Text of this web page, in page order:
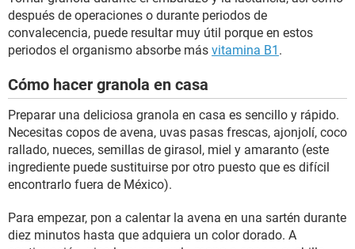
después de operaciones o durante periodos de
convalecencia, puede resultar muy útil porque en estos
periodos el organismo absorbe más vitamina B1 .
Cómo hacer granola en casa
Preparar una deliciosa granola en casa es sencillo y rápido.
Necesitas copos de avena, uvas pasas frescas, ajonjolí, coco
rallado, nueces, semillas de girasol, miel y amaranto (este
ingrediente puede sustituirse por otro puesto que es difícil
encontrarlo fuera de México).
Para empezar, pon a calentar la avena en una sartén durante
diez minutos hasta que adquiera un color dorado. A